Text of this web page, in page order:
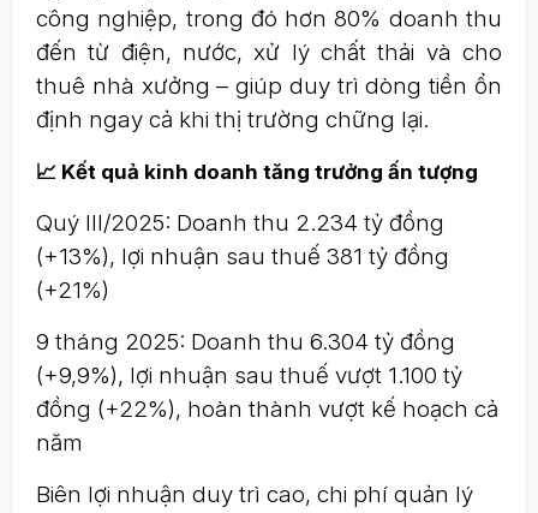
công nghiệp, trong đó hơn 80% doanh thu
đến từ điện, nước, xử lý chất thải và cho
thuê nhà xưởng – giúp duy trì dòng tiền ổn
định ngay cả khi thị trường chững lại.
📈 Kết quả kinh doanh tăng trưởng ấn tượng
Quý III/2025: Doanh thu 2.234 tỷ đồng
(+13%), lợi nhuận sau thuế 381 tỷ đồng
(+21%)
9 tháng 2025: Doanh thu 6.304 tỷ đồng
(+9,9%), lợi nhuận sau thuế vượt 1.100 tỷ
đồng (+22%), hoàn thành vượt kế hoạch cả
năm
Biên lợi nhuận duy trì cao, chi phí quản lý